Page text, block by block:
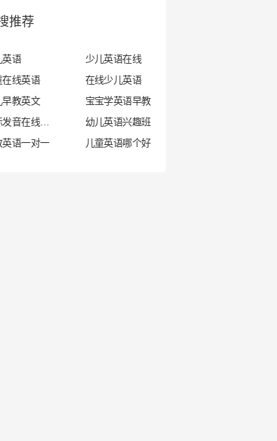
推荐
英语
少儿英语在线
在线英语
在线少儿英语
早教英文
宝宝学英语早教
幼儿英语兴趣班
英语一对一
儿童英语哪个好